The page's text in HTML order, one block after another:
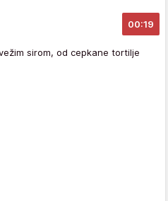
00:19
sirom, od cepkane tortilje